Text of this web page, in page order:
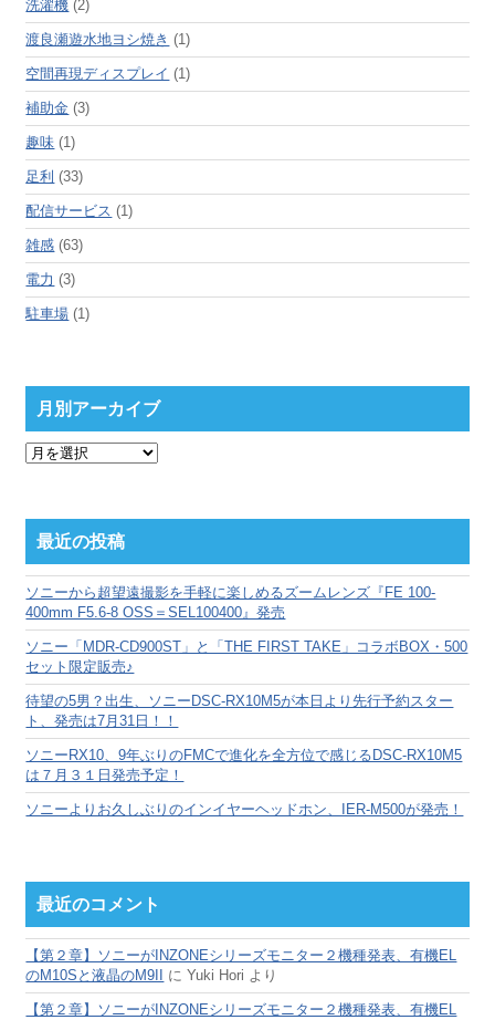
洗濯機 (2)
渡良瀬遊水地ヨシ焼き (1)
空間再現ディスプレイ (1)
補助金 (3)
趣味 (1)
足利 (33)
配信サービス (1)
雑感 (63)
電力 (3)
駐車場 (1)
月別アーカイブ
月
ー
カ
ブ
最近の投稿
ソニーから超望遠撮影を手軽に楽しめるズームレンズ『FE 100-
400mm F5.6-8 OSS＝SEL100400』発売
ソニー「MDR-CD900ST」と「THE FIRST TAKE」コラボBOX・500
セット限定販売♪
待望の5男？出生、ソニーDSC-RX10M5が本日より先行予約スター
ト、発売は7月31日！！
ソニーRX10、9年ぶりのFMCで進化を全方位で感じるDSC-RX10M5
は７月３１日発売予定！
ソニーよりお久しぶりのインイヤーヘッドホン、IER-M500が発売！
最近のコメント
【第２章】ソニーがINZONEシリーズモニター２機種発表、有機EL
のM10Sと液晶のM9II
にYuki Hori より
【第２章】ソニーがINZONEシリーズモニター２機種発表、有機EL